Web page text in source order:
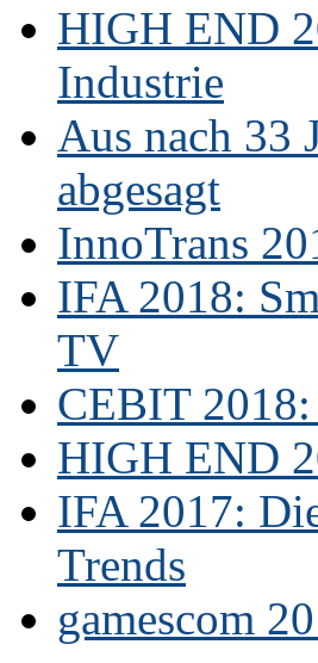
HIGH END
Industrie
Aus nach 33
abgesagt
InnoTrans
IFA 2018:
TV
CEBIT 2018:
HIGH END
IFA 2017:
Trends
gamescom